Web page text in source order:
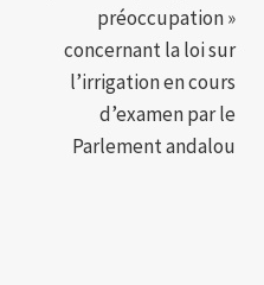
préoccupation »
concernant la loi sur
l’irrigation en cours
d’examen par le
Parlement andalou